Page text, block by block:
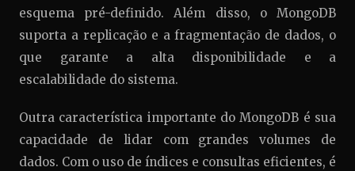
esquema pré-definido. Além disso, o MongoDB
suporta a replicação e a fragmentação de dados, o
que garante a alta disponibilidade e a
escalabilidade do sistema.
Outra característica importante do MongoDB é sua
capacidade de lidar com grandes volumes de
dados. Com o uso de índices e consultas eficientes, é